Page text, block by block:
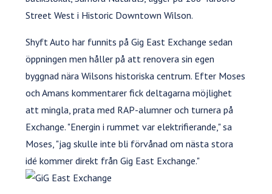
Street West i Historic Downtown Wilson.
Shyft Auto har funnits på Gig East Exchange sedan
öppningen men håller på att renovera sin egen
byggnad nära Wilsons historiska centrum. Efter Moses
och Amans kommentarer fick deltagarna möjlighet
att mingla, prata med RAP-alumner och turnera på
Exchange. "Energin i rummet var elektrifierande," sa
Moses, "jag skulle inte bli förvånad om nästa stora
idé kommer direkt från Gig East Exchange."